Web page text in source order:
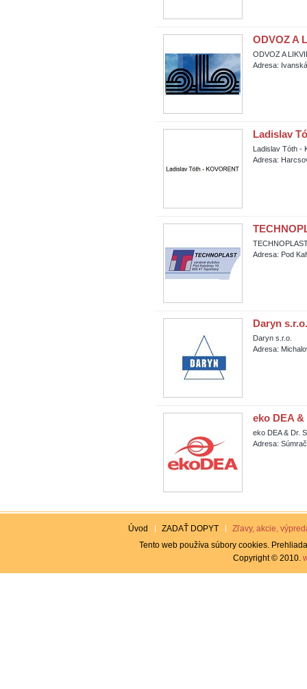
ODVOZ A
ODVOZ A
Adresa:
Ladislav
Ladislav Tóth -
Adresa:
Adresa: Pod
Daryn s.r.o.
Daryn s.r.o.
Adresa:
eko DEA &
eko DEA & Dr.
Adresa:
Úvod ZADAŤ DOPYT
Zľavy, akcie,
Tento web používa súbory cookies.
Copyright © 2010.